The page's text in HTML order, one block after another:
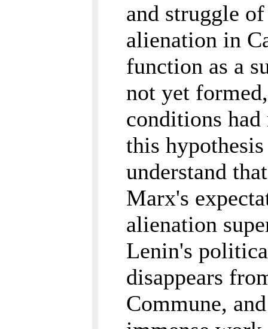
and struggle
alienation in
function as a
not yet
conditions
this
understand
Marx's
alienation
Lenin's
disappears
Commune,